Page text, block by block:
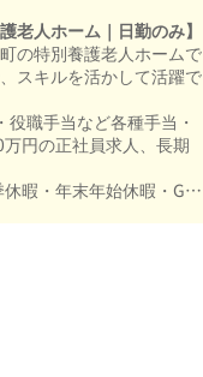
老人ホーム｜日勤のみ】
の特別養護老人ホームで
スキルを活かして活躍で
職手当など各種手当・
円の正社員求人、長期
暇・年末年始休暇・GW